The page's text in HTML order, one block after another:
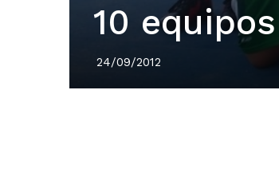
10
24/09/2012